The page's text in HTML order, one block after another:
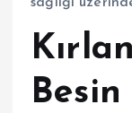
sağlığı